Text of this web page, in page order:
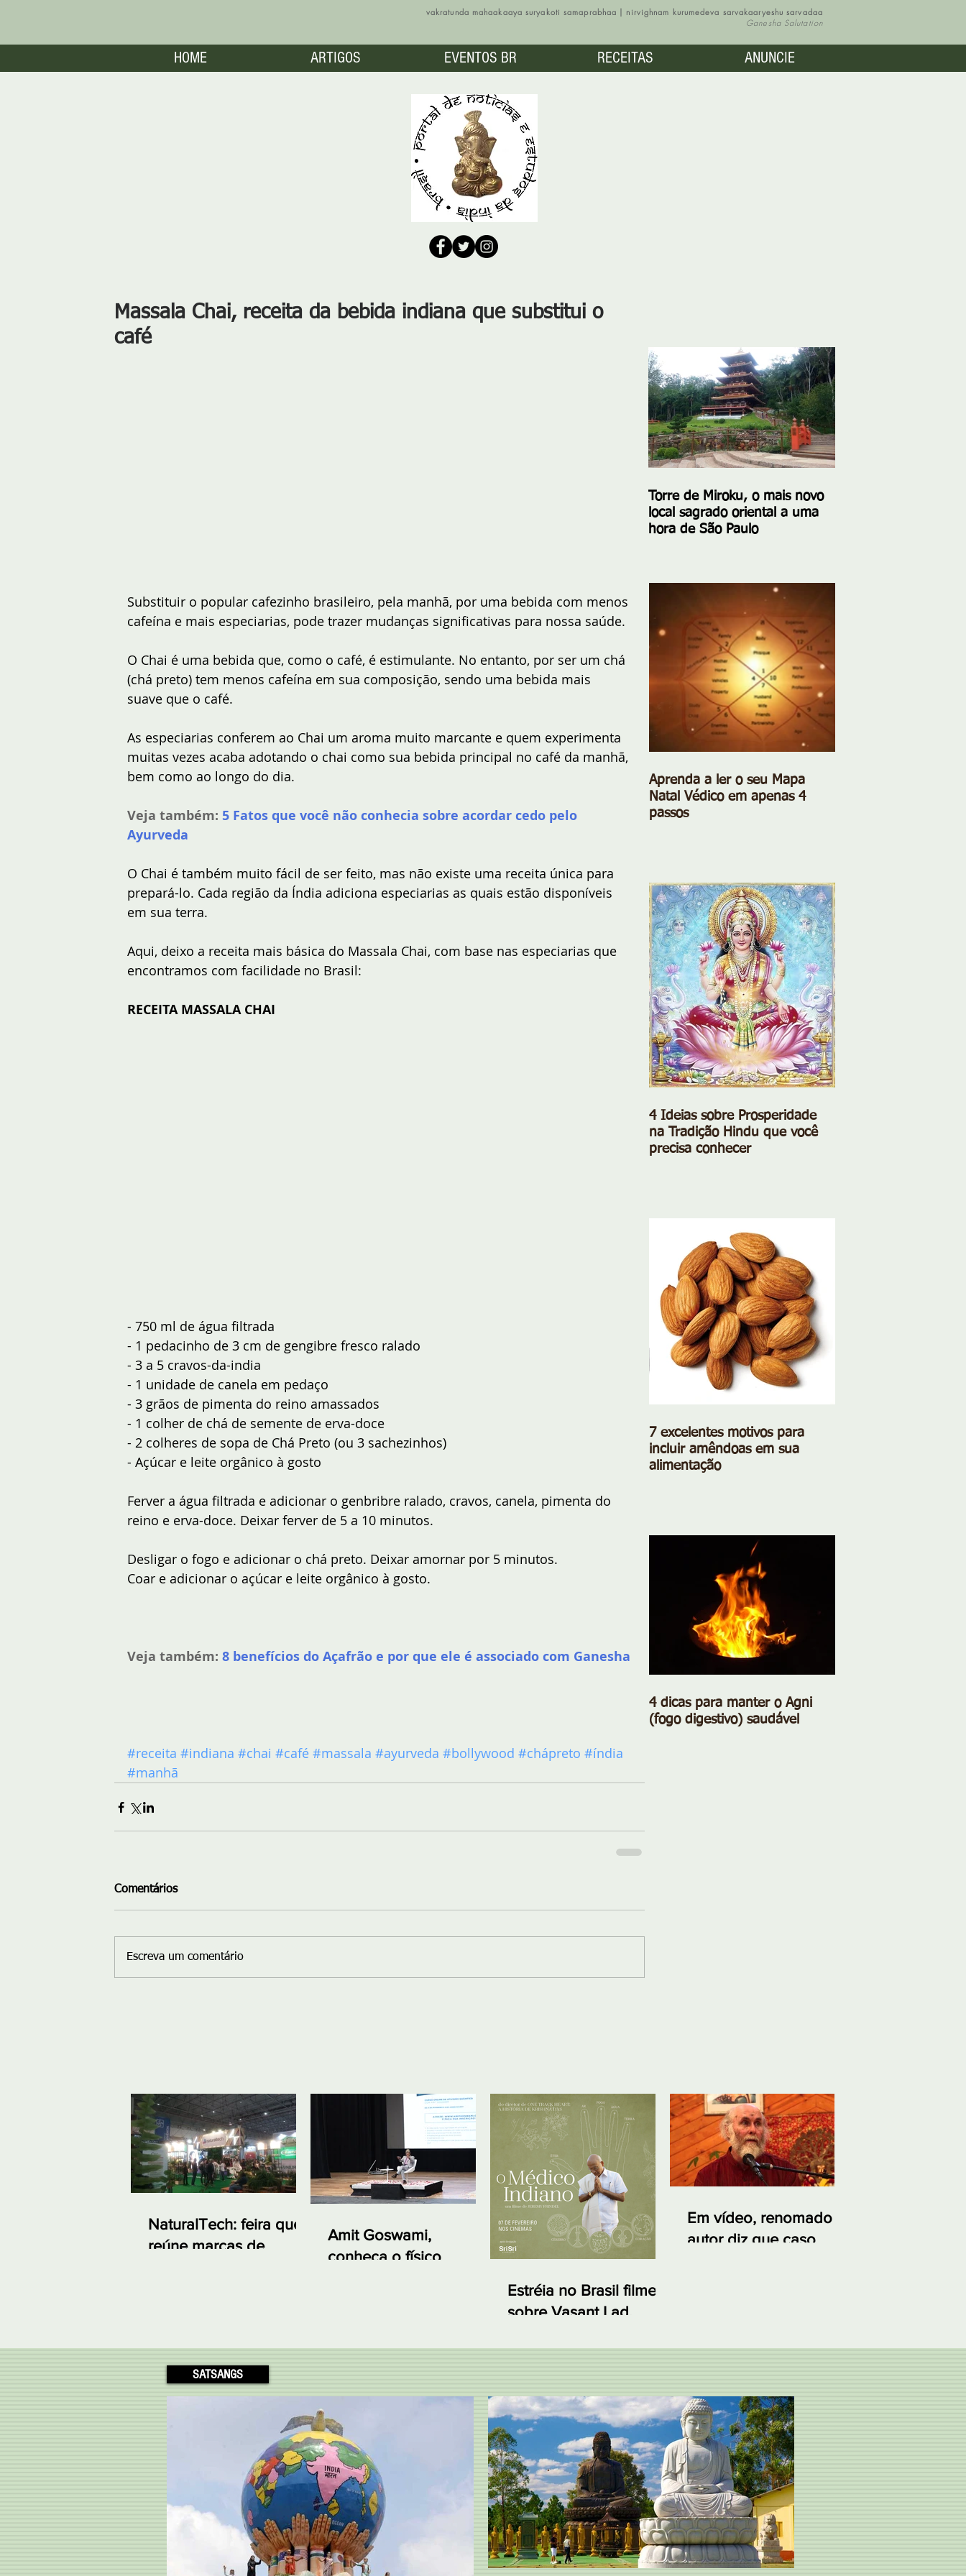
vakratunda mahaakaaya suryakoti samaprabhaa | nirvighnam kurumedeva sarvakaaryeshu sarvadaa
Ganesha Salutation
Massala Chai, receita da bebida indiana que substitui o
café
Substituir o popular cafezinho brasileiro, pela manhã, por uma bebida com menos
cafeína e mais especiarias, pode trazer mudanças significativas para nossa saúde.
O Chai é uma bebida que, como o café, é estimulante. No entanto, por ser um chá
(chá preto) tem menos cafeína em sua composição, sendo uma bebida mais
suave que o café.
As especiarias conferem ao Chai um aroma muito marcante e quem experimenta
muitas vezes acaba adotando o chai como sua bebida principal no café da manhã,
bem como ao longo do dia.
Veja também: 5 Fatos que você não conhecia sobre acordar cedo pelo
Ayurveda
O Chai é também muito fácil de ser feito, mas não existe uma receita única para
prepará-lo. Cada região da Índia adiciona especiarias as quais estão disponíveis
em sua terra.
Aqui, deixo a receita mais básica do Massala Chai, com base nas especiarias que
encontramos com facilidade no Brasil:
RECEITA MASSALA CHAI
- 750 ml de água filtrada
- 1 pedacinho de 3 cm de gengibre fresco ralado
- 3 a 5 cravos-da-india
- 1 unidade de canela em pedaço
- 3 grãos de pimenta do reino amassados
- 1 colher de chá de semente de erva-doce
- 2 colheres de sopa de Chá Preto (ou 3 sachezinhos)
- Açúcar e leite orgânico à gosto
Ferver a água filtrada e adicionar o genbribre ralado, cravos, canela, pimenta do
reino e erva-doce. Deixar ferver de 5 a 10 minutos.
Desligar o fogo e adicionar o chá preto. Deixar amornar por 5 minutos.
Coar e adicionar o açúcar e leite orgânico à gosto.
Veja também: 8 benefícios do Açafrão e por que ele é associado com Ganesha
#receita #indiana #chai #café #massala #ayurveda #bollywood #chápreto #índia
#manhã
Comentários
Escreva um comentário
Torre de Miroku, o mais novo
local sagrado oriental a uma
hora de São Paulo
Aprenda a ler o seu Mapa
Natal Védico em apenas 4
passos
4 Ideias sobre Prosperidade
na Tradição Hindu que você
precisa conhecer
7 excelentes motivos para
incluir amêndoas em sua
alimentação
4 dicas para manter o Agni
(fogo digestivo) saudável
NaturalTech: feira que
reúne marcas de
Amit Goswami,
conheça o físico
Estréia no Brasil filme
sobre Vasant Lad,
Em vídeo, renomado
autor diz que caso
SATSANGS
HOME ARTIGOS EVENTOS BR RECEITAS ANUNCIE